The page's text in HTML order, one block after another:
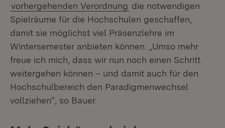
vorhergehenden Verordnung die notwendigen
Spielräume für die Hochschulen geschaffen,
damit sie möglichst viel Präsenzlehre im
Wintersemester anbieten können. „Umso mehr
freue ich mich, dass wir nun noch einen Schritt
weitergehen können – und damit auch für den
Hochschulbereich den Paradigmenwechsel
vollziehen“, so Bauer.